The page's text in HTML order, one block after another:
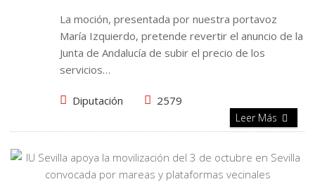
La moción, presentada por nuestra portavoz
María Izquierdo, pretende revertir el anuncio de la
Junta de Andalucía de subir el precio de los
servicios…
Diputación 2579
Leer Más